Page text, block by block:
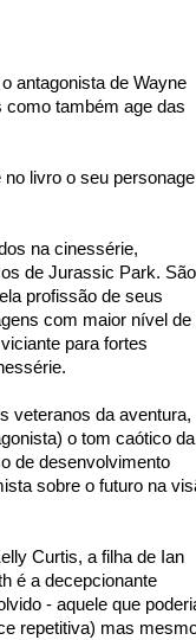
antagonista de Wayne
como também age das
livro o seu
na cinessérie,
de Jurassic Park. São
profissão de seus
com maior nível de
para fortes
veteranos da aventura,
o tom caótico da
de desenvolvimento
sobre o futuro na
Curtis, a filha de Ian
é a decepcionante
- aquele que
repetitiva) mas